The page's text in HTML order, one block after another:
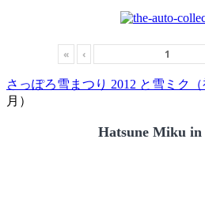
« ‹
さっぽろ雪まつり 2012 と雪ミク（
月）
Hatsune Miku in